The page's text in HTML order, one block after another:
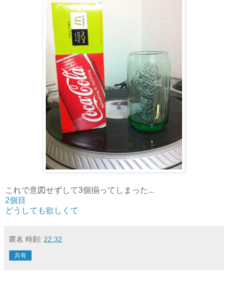
これで意図せずして3個揃ってしまった...
2個目
どうしても欲しくて
匿名 時刻: 22:32
共有